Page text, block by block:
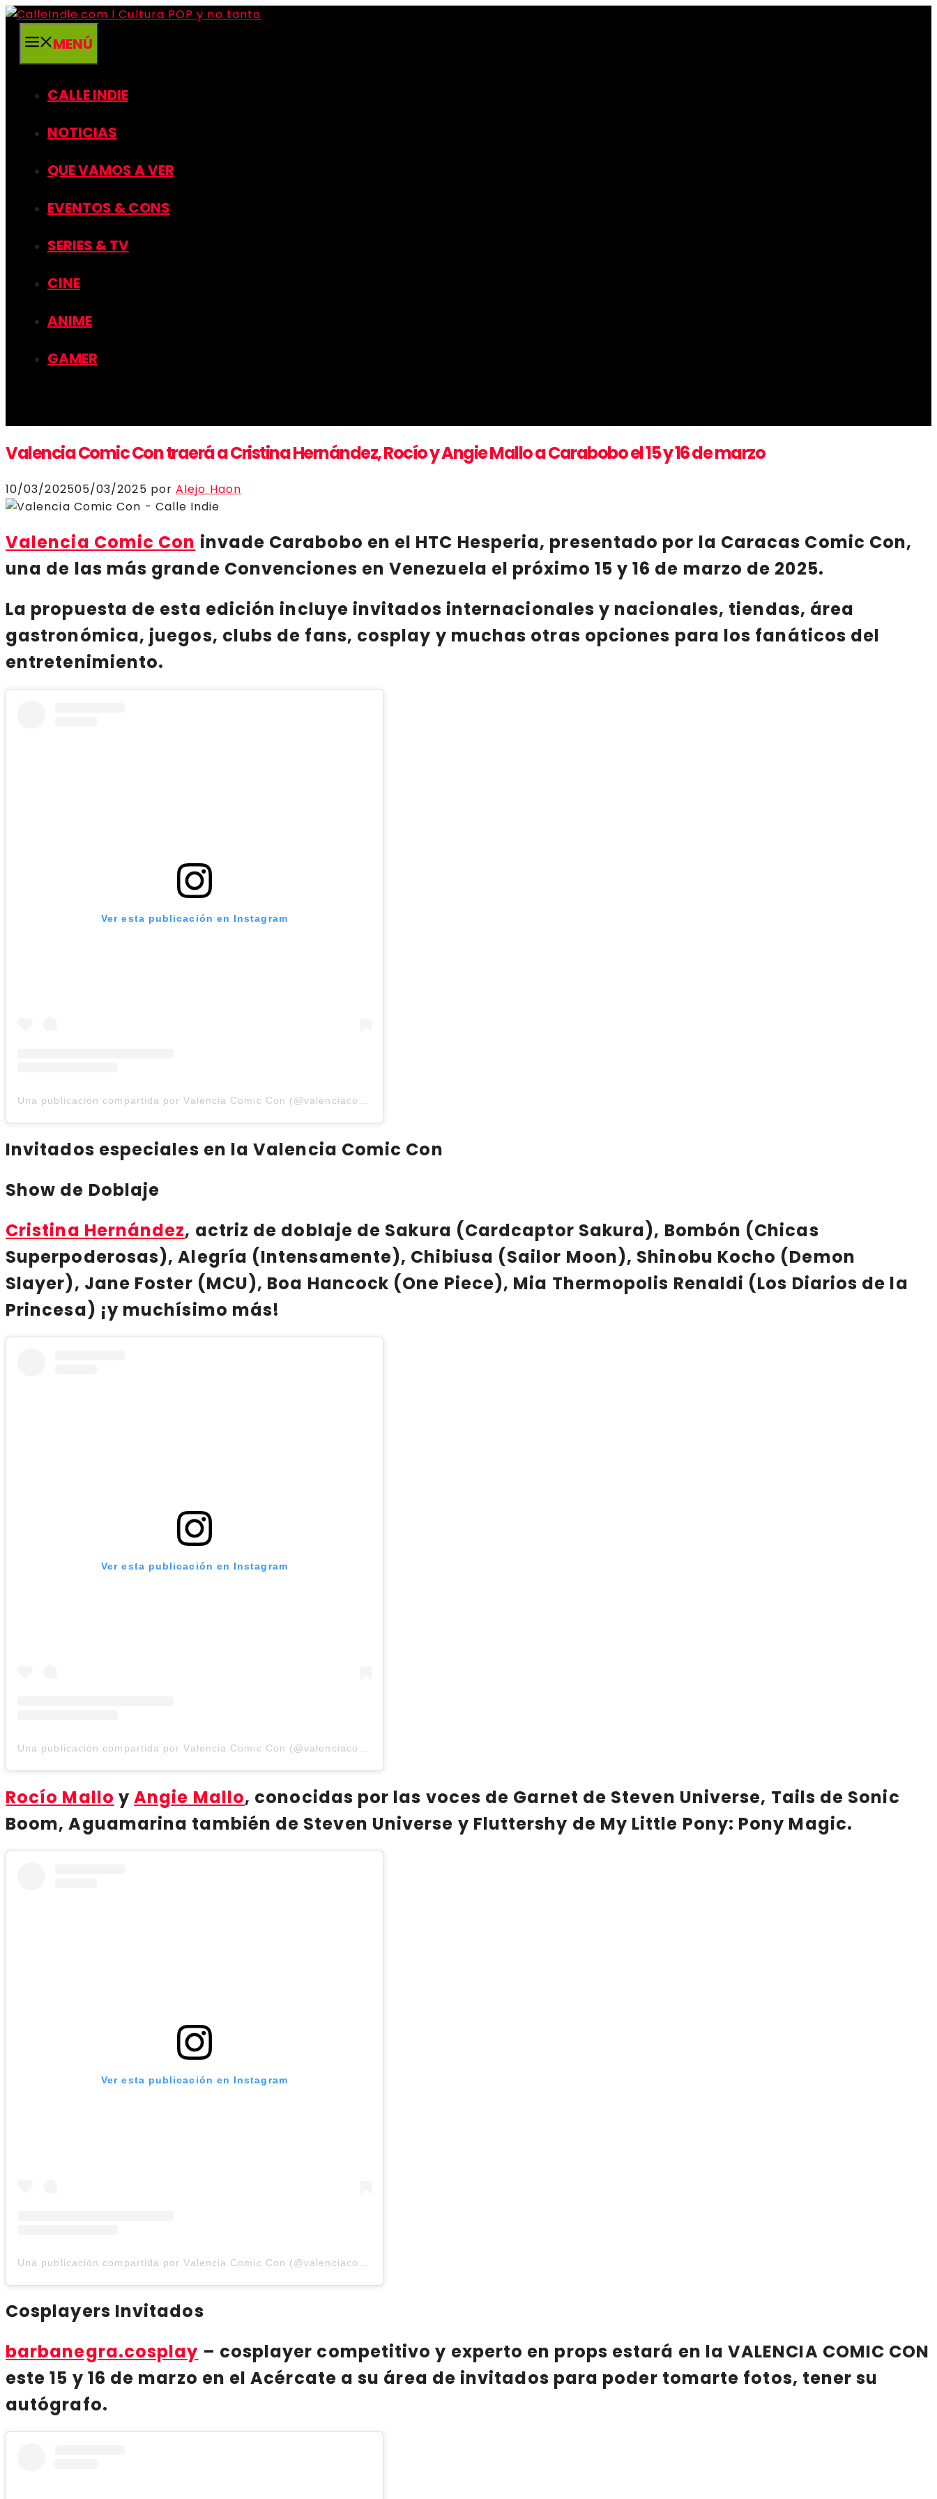
Saltar
contenidoMENÚ
CALLE INDIE
NOTICIAS
QUE VAMOS A VER
EVENTOS & CONS
SERIES & TV
CINE
ANIME
GAMER
Valencia Comic Con traerá a Cristina Hernández, Rocío y Angie Mallo a Carabobo el 15 y 16 de marzo
10/03/202505/03/2025 porAlejo Haon
Valencia Comic Con invade Carabobo en el HTC Hesperia, presentado por la Caracas Comic Con,
una de las más grande Convenciones enVenezuela el próximo 15 y 16 de marzo de 2025.
La propuesta de esta edición incluye invitados internacionales y nacionales, tiendas, área
gastronómica, juegos, clubs de fans, cosplay y muchas otras opciones para los fanáticos del
entretenimiento.
Ver esta publicación en Instagram
Invitados especiales en la Valencia Comic Con
Show de Doblaje
Cristina Hernández, actriz de doblaje de Sakura (Cardcaptor Sakura), Bombón (Chicas
Superpoderosas), Alegría (Intensamente), Chibiusa (Sailor Moon), Shinobu Kocho (Demon
Slayer), Jane Foster (MCU), Boa Hancock (One Piece), Mia Thermopolis Renaldi (Los Diarios de la
Princesa) ¡y muchísimo más!
Ver esta publicación en Instagram
Una publicación compartida por Valencia Comic Con (@valenciacomiccon)
Rocío Mallo yAngie Mallo, conocidas por las voces de Garnet de Steven Universe, Tails de Sonic
Boom, Aguamarina también de Steven Universe y Fluttershy de My Little Pony: Pony Magic.
Ver esta publicación en Instagram
Cosplayers Invitados
barbanegra.cosplay – cosplayer competitivo y experto en props estará en la VALENCIA COMIC CON
este 15 y 16 de marzo en el Acércate a su área de invitados para poder tomarte fotos, tener su
autógrafo.